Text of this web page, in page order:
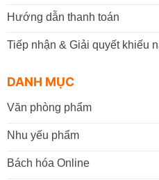
Hướng dẫn thanh toán
Tiếp nhận & Giải quyết khiếu
DANH MỤC
Văn phòng phẩm
Nhu yếu phẩm
Bách hóa Online